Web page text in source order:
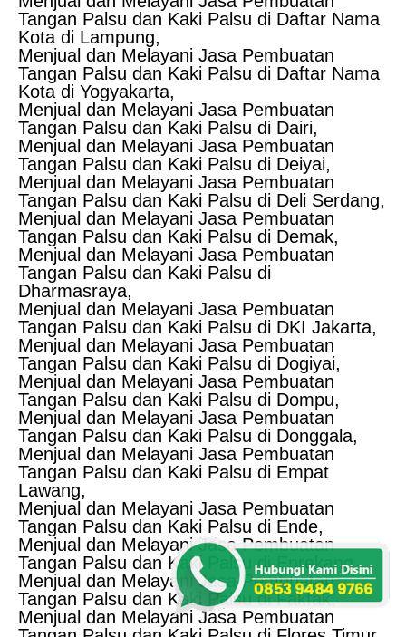
Tangan Palsu dan Kaki Palsu di Daftar Nama
Kota di Lampung,
Menjual dan Melayani Jasa Pembuatan
Tangan Palsu dan Kaki Palsu di Daftar Nama
Kota di Yogyakarta,
Menjual dan Melayani Jasa Pembuatan
Tangan Palsu dan Kaki Palsu di Dairi,
Menjual dan Melayani Jasa Pembuatan
Tangan Palsu dan Kaki Palsu di Deiyai,
Menjual dan Melayani Jasa Pembuatan
Tangan Palsu dan Kaki Palsu di Deli Serdang,
Menjual dan Melayani Jasa Pembuatan
Tangan Palsu dan Kaki Palsu di Demak,
Menjual dan Melayani Jasa Pembuatan
Tangan Palsu dan Kaki Palsu di
Dharmasraya,
Menjual dan Melayani Jasa Pembuatan
Tangan Palsu dan Kaki Palsu di DKI Jakarta,
Menjual dan Melayani Jasa Pembuatan
Tangan Palsu dan Kaki Palsu di Dogiyai,
Menjual dan Melayani Jasa Pembuatan
Tangan Palsu dan Kaki Palsu di Dompu,
Menjual dan Melayani Jasa Pembuatan
Tangan Palsu dan Kaki Palsu di Donggala,
Menjual dan Melayani Jasa Pembuatan
Tangan Palsu dan Kaki Palsu di Empat
Lawang,
Menjual dan Melayani Jasa Pembuatan
Tangan Palsu dan Kaki Palsu di Ende,
Menjual dan Melayani Jasa Pembuatan
Tangan Palsu dan Kaki Palsu di Enrekang,
Menjual dan Melayani Jasa Pembuatan
Tangan Palsu dan Kaki Palsu di Fakfak,
Menjual dan Melayani Jasa Pembuatan